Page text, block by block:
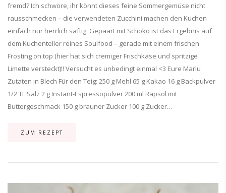
fremd? Ich schwöre, ihr könnt dieses feine Sommergemüse nicht
rausschmecken – die verwendeten Zucchini machen den Kuchen
einfach nur herrlich saftig. Gepaart mit Schoko ist das Ergebnis auf
dem Kuchenteller reines Soulfood – gerade mit einem frischen
Frosting on top (hier hat sich cremiger Frischkäse und spritzige
Limette versteckt)!! Versucht es unbedingt einmal <3 Eure Marlu
Zutaten in Blech Für den Teig: 250 g Mehl 65 g Kakao 16 g Backpulver
1/2 TL Salz 2 g Instant-Espressopulver 200 ml Rapsöl mit
Buttergeschmack 150 g brauner Zucker 100 g Zucker…
ZUM REZEPT